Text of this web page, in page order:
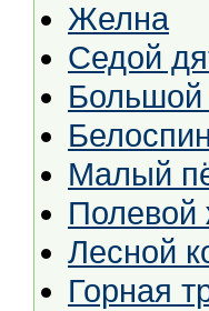
Желна
Седой
Большой
Малый
Полевой
Лесной
Горная